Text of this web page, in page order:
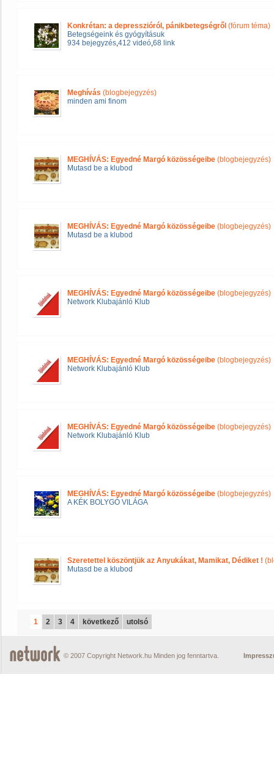
Konkrétan: a depresszióról, pánikbetegségről (fórum téma)
Betegségeink és gyógyításuk
934 bejegyzés,412 videó,68 link
Meghívás (blogbejegyzés)
minden ami finom
MEGHÍVÁS: Egyedné Margó közösségeibe (blogbejegyzés)
Mutasd be a klubod
MEGHÍVÁS: Egyedné Margó közösségeibe (blogbejegyzés)
Mutasd be a klubod
MEGHÍVÁS: Egyedné Margó közösségeibe (blogbejegyzés)
Network Klubajánló Klub
MEGHÍVÁS: Egyedné Margó közösségeibe (blogbejegyzés)
Network Klubajánló Klub
MEGHÍVÁS: Egyedné Margó közösségeibe (blogbejegyzés)
Network Klubajánló Klub
MEGHÍVÁS: Egyedné Margó közösségeibe (blogbejegyzés)
A KÉK BOLYGÓ VILÁGA
Szeretettel köszöntjük az Anyukákat, Mamikat, Dédiket !
Mutasd be a klubod
1 2 3 4 következő utolsó
© 2007 Copyright Network.hu Minden jog fenntartva.